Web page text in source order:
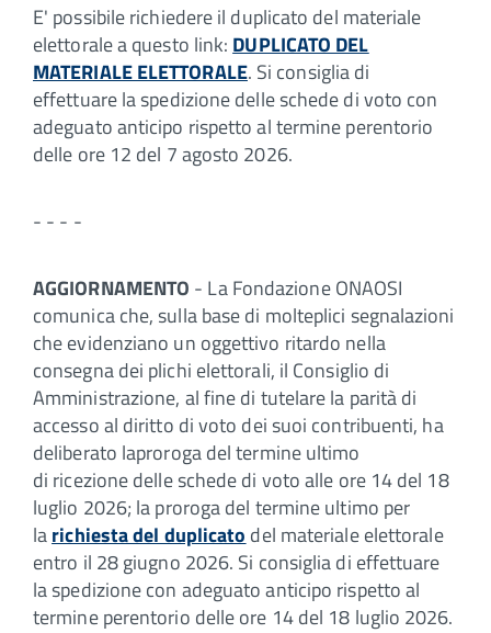
E' possibile richiedere il duplicato del materiale
elettorale a questo link: DUPLICATO DEL
MATERIALE ELETTORALE. Si consiglia di
effettuare la spedizione delle schede di voto con
adeguato anticipo rispetto al termine perentorio
delle ore 12 del 7 agosto 2026.
- - - -
AGGIORNAMENTO - La Fondazione ONAOSI
comunica che, sulla base di molteplici segnalazioni
che evidenziano un oggettivo ritardo nella
consegna dei plichi elettorali, il Consiglio di
Amministrazione, al fine di tutelare la parità di
accesso al diritto di voto dei suoi contribuenti, ha
deliberato laproroga del termine ultimo
di ricezione delle schede di voto alle ore 14 del 18
luglio 2026; la proroga del termine ultimo per
larichiesta del duplicato del materiale elettorale
entro il 28 giugno 2026. Si consiglia di effettuare
la spedizione con adeguato anticipo rispetto al
termine perentorio delle ore 14 del 18 luglio 2026.